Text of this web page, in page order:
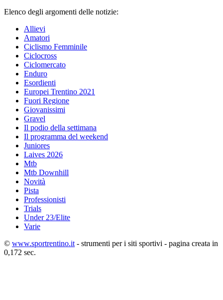
Elenco degli argomenti delle notizie:
Allievi
Amatori
Ciclismo Femminile
Ciclocross
Ciclomercato
Enduro
Esordienti
Europei Trentino 2021
Fuori Regione
Giovanissimi
Gravel
Il podio della settimana
Il programma del weekend
Juniores
Laives 2026
Mtb
Mtb Downhill
Novità
Pista
Professionisti
Trials
Under 23/Elite
Varie
© www.sportrentino.it - strumenti per i siti sportivi - pagina creata in
0,172 sec.